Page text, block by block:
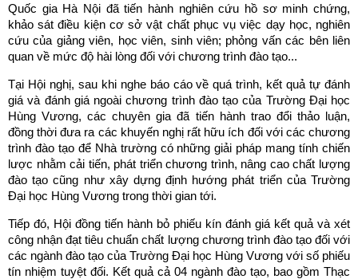
Quốc gia Hà Nội đã tiến hành nghiên cứu hồ sơ minh chứng,
khảo sát điều kiện cơ sở vật chất phục vụ việc dạy học, nghiên
cứu của giảng viên, học viên, sinh viên; phỏng vấn các bên liên
quan về mức độ hài lòng đối với chương trình đào tạo...
Tại Hội nghị, sau khi nghe báo cáo về quá trình, kết quả tự đánh
giá và đánh giá ngoài chương trình đào tạo của Trường Đại học
Hùng Vương, các chuyên gia đã tiến hành trao đổi thảo luận,
đồng thời đưa ra các khuyến nghị rất hữu ích đối với các chương
trình đào tạo để Nhà trường có những giải pháp mang tính chiến
lược nhằm cải tiến, phát triển chương trình, nâng cao chất lượng
đào tạo cũng như xây dựng định hướng phát triển của Trường
Đại học Hùng Vương trong thời gian tới.
Tiếp đó, Hội đồng tiến hành bỏ phiếu kín đánh giá kết quả và xét
công nhận đạt tiêu chuẩn chất lượng chương trình đào tạo đối với
các ngành đào tạo của Trường Đại học Hùng Vương với số phiếu
tín nhiệm tuyệt đối. Kết quả cả 04 ngành đào tạo, bao gồm Thạc